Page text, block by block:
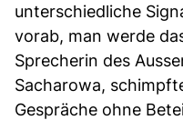
unterschiedliche
vorab, man werde
Sprecherin des
Sacharowa,
Gespräche ohne